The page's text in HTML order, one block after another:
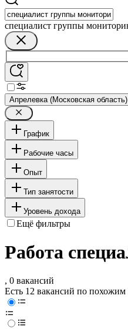
специалист группы
Апрелевка (Московская область)
График
Рабочие часы
Опыт
Тип занятости
Уровень дохода
Ещё фильтры
Работа
, 0 вакансий
Есть 12 вакансий по похожим